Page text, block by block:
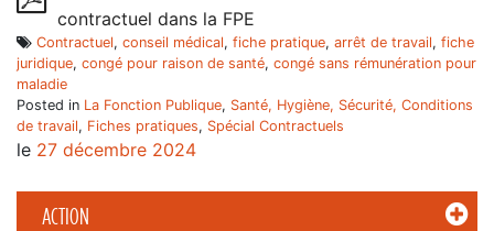
ACTION
contractuel dans la FPE
Contractuel, conseil médical, fiche pratique, arrêt de travail, fiche
juridique, congé pour raison de santé, congé sans rémunération pour
maladie
Posted in La Fonction Publique, Santé, Hygiène, Sécurité, Conditions
de travail, Fiches pratiques, Spécial Contractuels
le 27 décembre 2024